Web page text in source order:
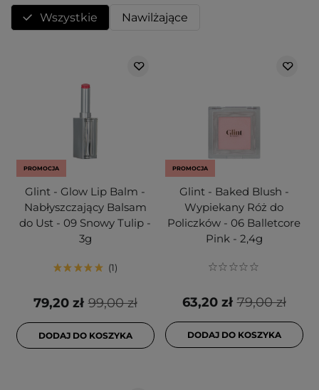
Wszystkie Nawilżające
PROMOCJA
Glint - Glow Lip Balm -
Nabłyszczający Balsam
do Ust - 09 Snowy Tulip -
3g
1
99,00 zł
79,20 zł
DODAJ DO KOSZYKA
PROMOCJA
Glint - Baked Blush -
Wypiekany Róż do
Policzków - 06 Balletcore
Pink - 2,4g
79,00 zł
63,20 zł
DODAJ DO KOSZYKA